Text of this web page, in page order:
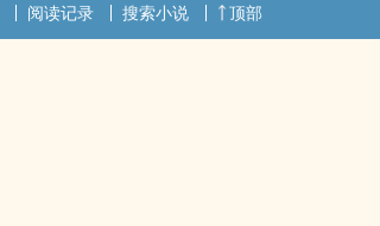
阅读记录 搜索小说 顶部